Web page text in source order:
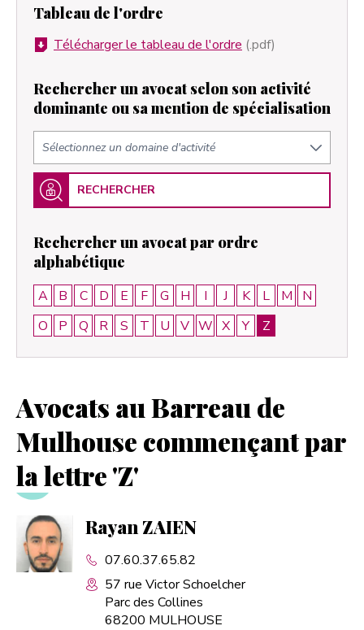
Tableau de l'ordre
Télécharger le tableau de l'ordre (.pdf)
Rechercher un avocat selon son activité
dominante ou sa mention de spécialisation
RECHERCHER
Rechercher un avocat par ordre
alphabétique
A B C D E F G H I J K L M
N
O
P Q R S T U V W X Y Z
Avocats au Barreau de
Mulhouse commençant par
la lettre 'Z'
Rayan ZAIEN
07.60.37.65.82
57 rue Victor Schoelcher
Parc des Collines
68200 MULHOUSE